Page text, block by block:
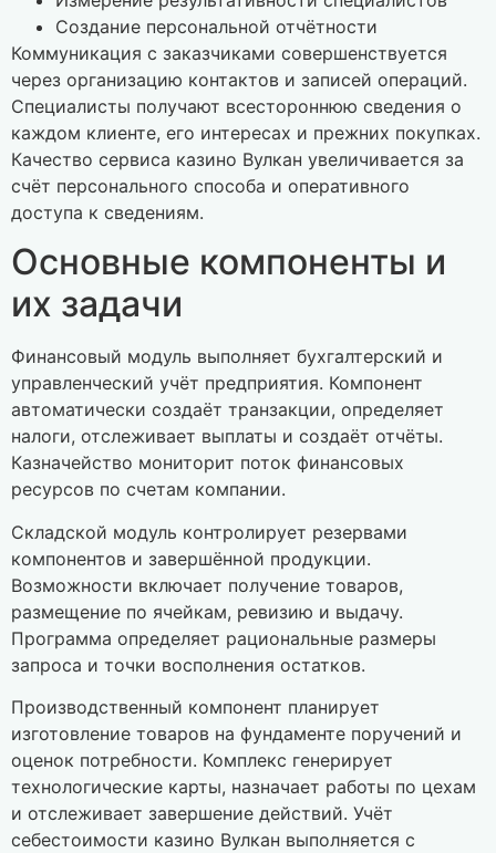
Создание персональной отчётности
Коммуникация с заказчиками совершенствуется
через организацию контактов и записей операций.
Специалисты получают всестороннюю сведения о
каждом клиенте, его интересах и прежних покупках.
Качество сервиса казино Вулкан увеличивается за
счёт персонального способа и оперативного
доступа к сведениям.
Основные компоненты и
их задачи
Финансовый модуль выполняет бухгалтерский и
управленческий учёт предприятия. Компонент
автоматически создаёт транзакции, определяет
налоги, отслеживает выплаты и создаёт отчёты.
Казначейство мониторит поток финансовых
ресурсов по счетам компании.
Складской модуль контролирует резервами
компонентов и завершённой продукции.
Возможности включает получение товаров,
размещение по ячейкам, ревизию и выдачу.
Программа определяет рациональные размеры
запроса и точки восполнения остатков.
Производственный компонент планирует
изготовление товаров на фундаменте поручений и
оценок потребности. Комплекс генерирует
технологические карты, назначает работы по цехам
и отслеживает завершение действий. Учёт
себестоимости казино Вулкан выполняется с